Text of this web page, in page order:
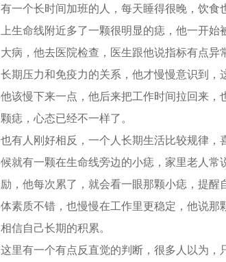
有一个长时间加班的人，每天睡得很晚，饮
上生命线附近多了一颗很明显的痣，他一开
大病，他去医院检查，医生跟他说指标有点
长期压力和免疫力的关系，他才慢慢意识到
他该慢下来一点，他后来把工作时间拉回来，
颗痣，心态已经不一样了。
也有人刚好相反，一个人长期生活比较规律
候就有一颗在生命线旁边的小痣，家里老人常
励，他每次累了，就会看一眼那颗小痣，提
体素质不错，也慢慢在工作里更稳定，他说那
相信自己长期的积累。
这里有一个有点反直觉的判断，很多人以为，